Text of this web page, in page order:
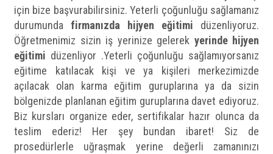
için bize başvurabilirsiniz. Yeterli çoğunluğu sağlamanız
durumunda firmanızda hijyen eğitimi düzenliyoruz.
Öğretmenimiz sizin iş yerinize gelerek yerinde hijyen
eğitimi düzenliyor .Yeterli çoğunluğu sağlamıyorsanız
eğitime katılacak kişi ve ya kişileri merkezimizde
açılacak olan karma eğitim guruplarına ya da sizin
bölgenizde planlanan eğitim guruplarına davet ediyoruz.
Biz kursları organize eder, sertifikalar hazır olunca da
teslim ederiz! Her şey bundan ibaret! Siz de
prosedürlerle uğraşmak yerine değerli zamanınızı